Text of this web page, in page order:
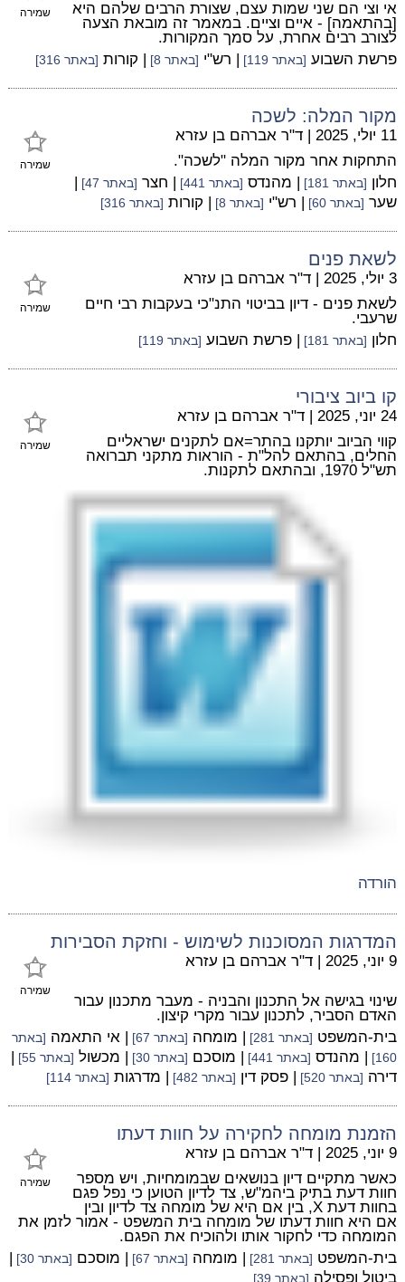
שמירה
אי וצי הם שני שמות עצם, שצורת הרבים שלהם היא
[בהתאמה] - איים וציים. במאמר זה מובאת הצעה
לצורב רבים אחרת, על סמך המקורות.
פרשת השבוע [באתר 119] | רש"י [באתר 8] | קורות [באתר 316]
מקור המלה: לשכה
שמירה
11 יולי, 2025 | ד"ר אברהם בן עזרא
התחקות אחר מקור המלה "לשכה".
חלון [באתר 181] | מהנדס [באתר 441] | חצר [באתר 47]
|
שער [באתר 60] | רש"י [באתר 8] | קורות [באתר 316]
לשאת פנים
שמירה
3 יולי, 2025 | ד"ר אברהם בן עזרא
לשאת פנים - דיון בביטוי התנ"כי בעקבות רבי חיים
שרעבי.
חלון [באתר 181] | פרשת השבוע [באתר 119]
קו ביוב ציבורי
שמירה
24 יוני, 2025 | ד"ר אברהם בן עזרא
קווי הביוב יותקנו בהתר=אם לתקנים ישראליים
החלים, בהתאם להל"ת - הוראות מתקני תברואה
תש"ל 1970, ובהתאם לתקנות.
הורדה
המדרגות המסוכנות לשימוש - וחזקת הסבירות
שמירה
9 יוני, 2025 | ד"ר אברהם בן עזרא
שינוי בגישה אל התכנון והבניה - מעבר מתכנון עבור
האדם הסביר, לתכנון עבור מקרי קיצון.
בית-המשפט [באתר 281] | מומחה [באתר 67] | אי התאמה [באתר
160]
| מהנדס [באתר 441] | מוסכם [באתר 30] | מכשול [באתר 55]
|
דירה [באתר 520] | פסק דין [באתר 482] | מדרגות [באתר 114]
הזמנת מומחה לחקירה על חוות דעתו
שמירה
9 יוני, 2025 | ד"ר אברהם בן עזרא
כאשר מתקיים דיון בנושאים שבמומחיות, ויש מספר
חוות דעת בתיק ביהמ"ש, צד לדיון הטוען כי נפל פגם
בחוות דעת X, בין אם היא של מומחה צד לדיון ובין
אם היא חוות דעתו של מומחה בית המשפט - אמור לזמן את
המומחה כדי לחקור אותו ולהוכיח את הפגם.
בית-המשפט [באתר 281] | מומחה [באתר 67] | מוסכם [באתר 30]
|
ביטול ופסילה [באתר 39]